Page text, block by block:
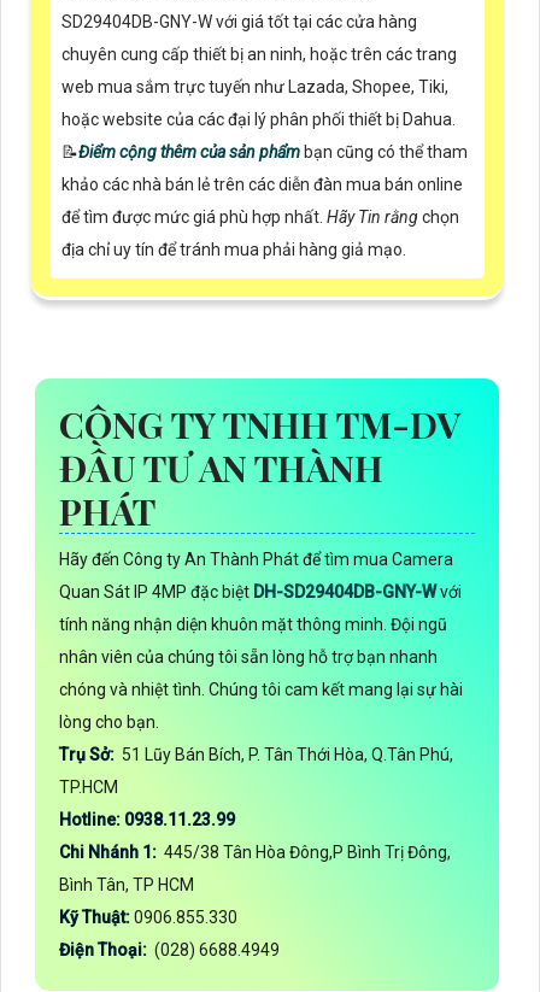
SD29404DB-GNY-W với giá tốt tại các cửa hàng
chuyên cung cấp thiết bị an ninh, hoặc trên các trang
web mua sắm trực tuyến như Lazada, Shopee, Tiki,
hoặc website của các đại lý phân phối thiết bị Dahua.
📝Điểm cộng thêm của sản phẩm bạn cũng có thể tham
khảo các nhà bán lẻ trên các diễn đàn mua bán online
để tìm được mức giá phù hợp nhất. Hãy Tin rằngchọn
địa chỉ uy tín để tránh mua phải hàng giả mạo.
CÔNG TY TNHH TM-DV
ĐẦU TƯ AN THÀNH
PHÁT
Hãy đến Công ty An Thành Phát để tìm mua Camera
Quan Sát IP 4MP đặc biệt DH-SD29404DB-GNY-Wvới
tính năng nhận diện khuôn mặt thông minh. Đội ngũ
nhân viên của chúng tôi sẵn lòng hỗ trợ bạn nhanh
chóng và nhiệt tình. Chúng tôi cam kết mang lại sự hài
lòng cho bạn.
Trụ Sở: 51 Lũy Bán Bích, P. Tân Thới Hòa, Q.Tân Phú,
TP.HCM
Hotline: 0938.11.23.99
Chi Nhánh 1: 445/38 Tân Hòa Đông,P Bình Trị Đông,
Bình Tân, TP HCM
Kỹ Thuật:0906.855.330
Điện Thoại: (028) 6688.4949